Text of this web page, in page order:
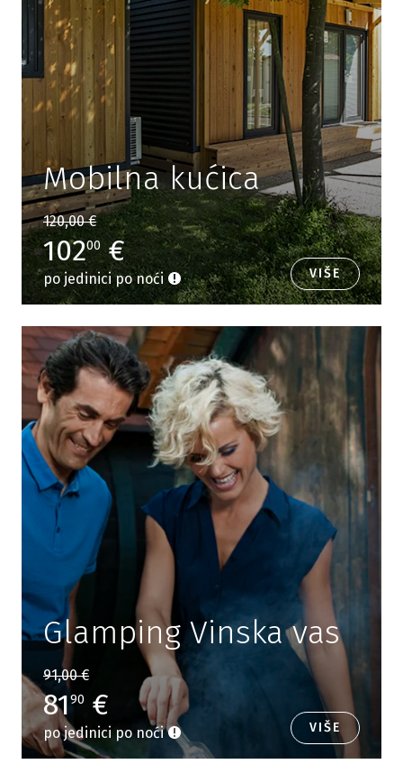
Mobilna kućica
120,00 €
10200€
po jedinici po noći VIŠE
Glamping Vinska vas
91,00 €
8190 €
po jedinici po noći VIŠE